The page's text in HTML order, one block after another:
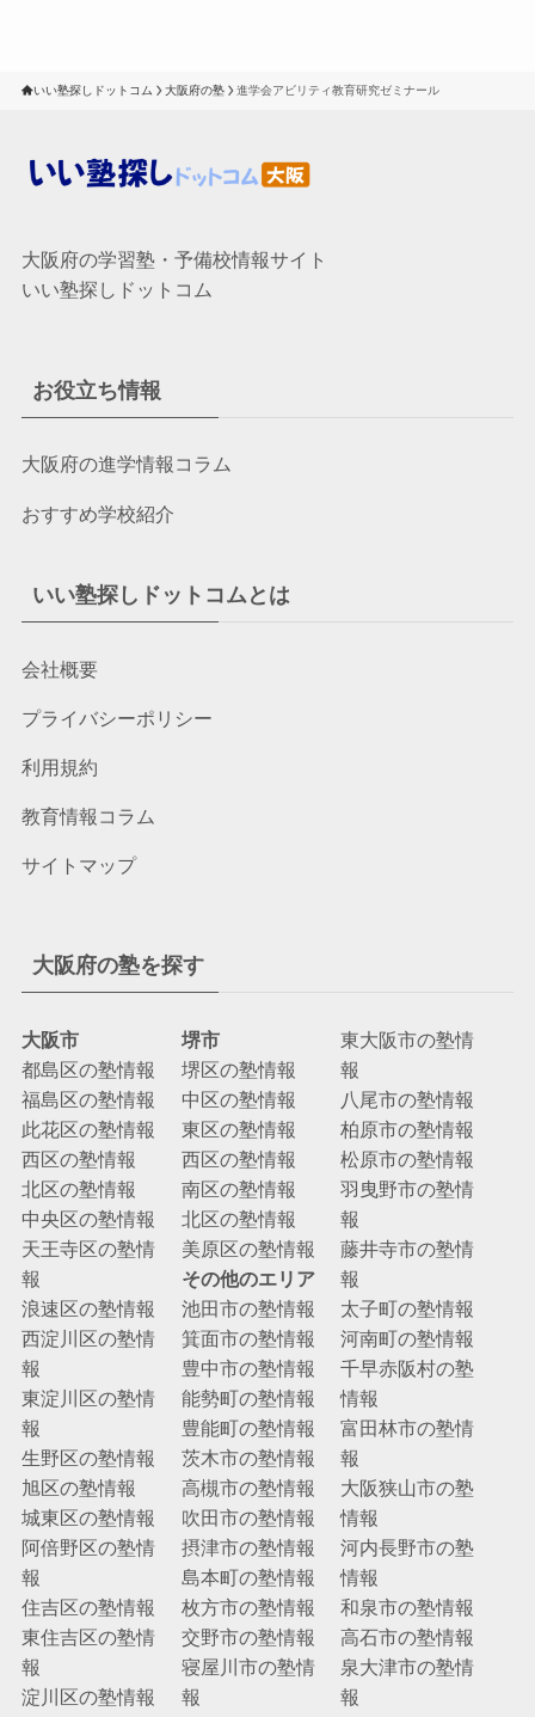
いい塾探しドットコム 大阪府の塾 進学会アビリティ教育研究ゼミナール
大阪府の学習塾・予備校情報サイト
いい塾探しドットコム
お役立ち情報
大阪府の進学情報コラム
おすすめ学校紹介
いい塾探しドットコムとは
会社概要
プライバシーポリシー
利用規約
教育情報コラム
サイトマップ
大阪府の塾を探す
大阪市
都島区の塾情報
福島区の塾情報
此花区の塾情報
西区の塾情報
北区の塾情報
中央区の塾情報
天王寺区の塾情
報
浪速区の塾情報
西淀川区の塾情
報
東淀川区の塾情
報
生野区の塾情報
旭区の塾情報
城東区の塾情報
阿倍野区の塾情
報
住吉区の塾情報
東住吉区の塾情
報
淀川区の塾情報
堺市
堺区の塾情報
中区の塾情報
東区の塾情報
西区の塾情報
南区の塾情報
北区の塾情報
美原区の塾情報
その他のエリア
池田市の塾情報
箕面市の塾情報
豊中市の塾情報
能勢町の塾情報
豊能町の塾情報
茨木市の塾情報
高槻市の塾情報
吹田市の塾情報
摂津市の塾情報
島本町の塾情報
枚方市の塾情報
交野市の塾情報
寝屋川市の塾情
報
東大阪市の塾情
報
八尾市の塾情報
柏原市の塾情報
松原市の塾情報
羽曳野市の塾情
報
藤井寺市の塾情
報
太子町の塾情報
河南町の塾情報
千早赤阪村の塾
情報
富田林市の塾情
報
大阪狭山市の塾
情報
河内長野市の塾
情報
和泉市の塾情報
高石市の塾情報
泉大津市の塾情
報